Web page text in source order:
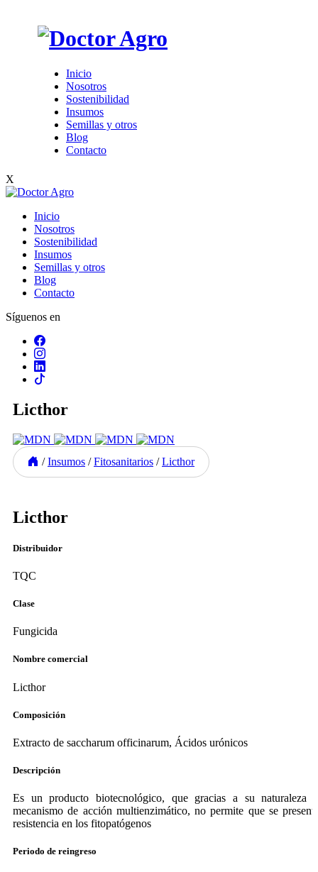
Inicio
Nosotros
Sostenibilidad
Insumos
Semillas y otros
Blog
Contacto
X
Inicio
Nosotros
Sostenibilidad
Insumos
Semillas y otros
Blog
Contacto
Síguenos en
Licthor
/ Insumos / Fitosanitarios / Licthor
Licthor
Distribuidor
TQC
Clase
Fungicida
Nombre comercial
Licthor
Composición
Extracto de saccharum officinarum, Ácidos urónicos
Descripción
Es un producto biotecnológico, que gracias a su naturaleza
mecanismo de acción multienzimático, no permite que se
resistencia en los fitopatógenos
Periodo de reingreso